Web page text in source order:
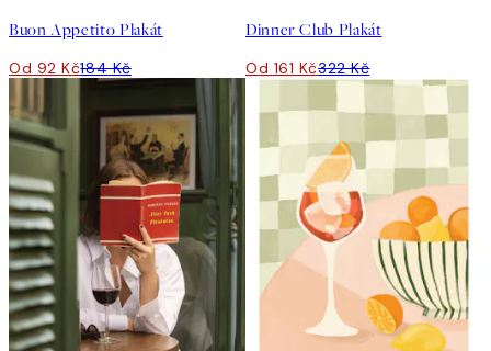
Buon Appetito Plakát
Od 92 Kč184 Kč
Dinner Club Plakát
Od 161 Kč322 Kč